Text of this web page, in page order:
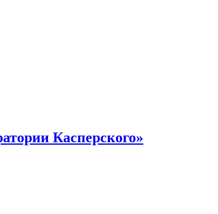
Касперского»